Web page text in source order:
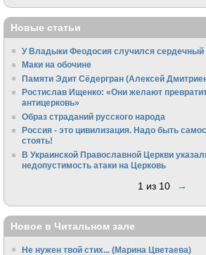
Новые статьи
У Владыки Феодосия случился сердечный
Маки на обочине
Памяти Эдит Сёдергран (Алексей
Ростислав Ищенко: «Они желают
антицерковь»
Образ страданий русского народа
Россия - это цивилизация. Надо быть
стоять!
В Украинской Православной Церкви
недопустимость атаки на Церковь
1 из 10 →
Новое в Читальном зале
Не нужен твой стих... (Марина Цветаева)